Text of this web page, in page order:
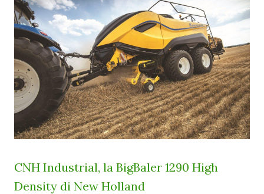
CNH Industrial, la BigBaler 1290 High
Density di New Holland